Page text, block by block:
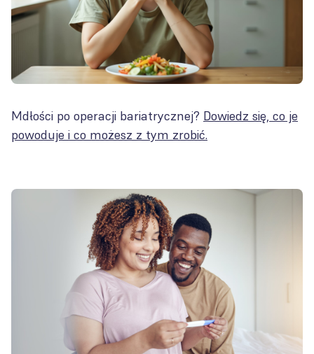
Mdłości po operacji bariatrycznej? Dowiedz się, co je
powoduje i co możesz z tym zrobić.